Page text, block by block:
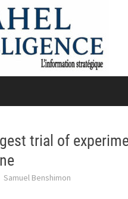
trial of
Samuel Benshimon